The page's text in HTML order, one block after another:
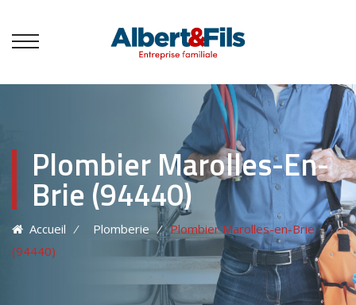
Plombier Marolles-En-
Brie (94440)
Accueil ⁄ Plomberie ⁄ Plombier Marolles-en-Brie
(94440)